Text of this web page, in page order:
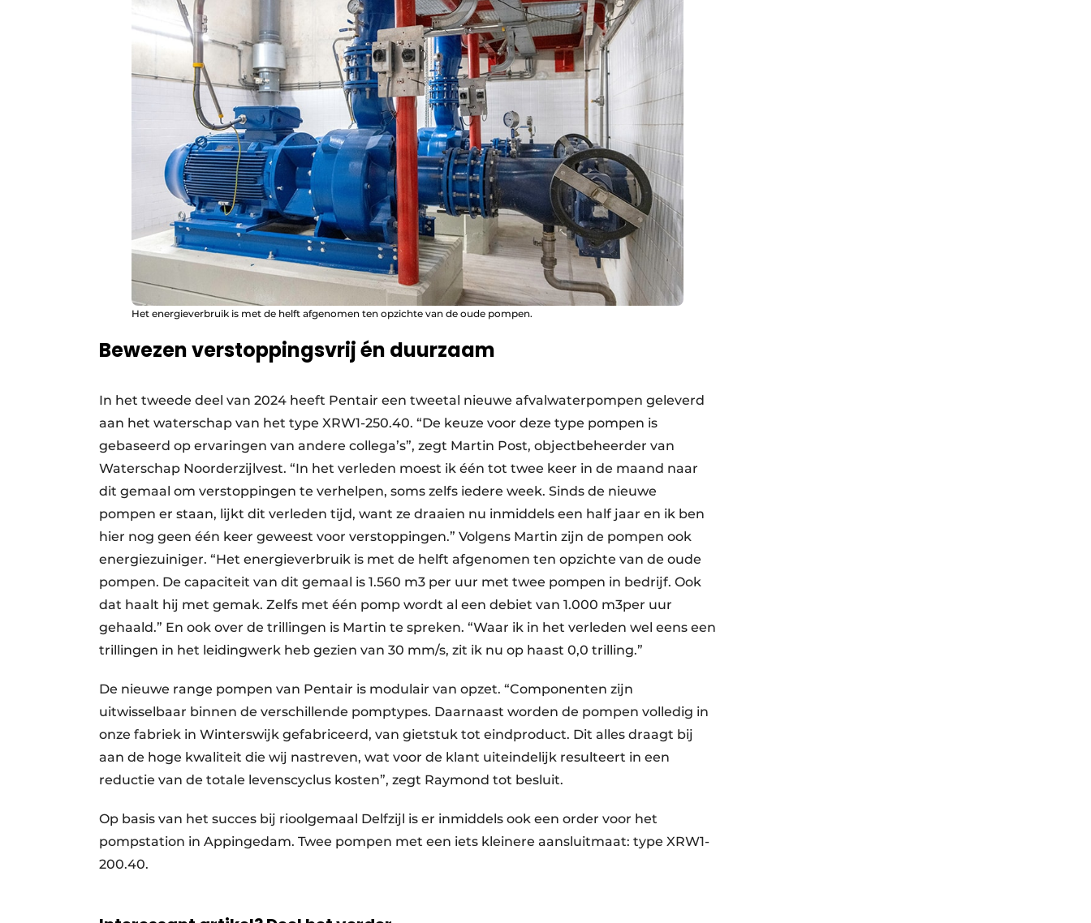
Het energieverbruik is met de helft afgenomen ten opzichte van de oude pompen.
Bewezen verstoppingsvrij én duurzaam
In het tweede deel van 2024 heeft Pentair een tweetal nieuwe afvalwaterpompen geleverd
aan het waterschap van het type XRW1-250.40. “De keuze voor deze type pompen is
gebaseerd op ervaringen van andere collega’s”, zegt Martin Post, objectbeheerder van
Waterschap Noorderzijlvest. “In het verleden moest ik één tot twee keer in de maand naar
dit gemaal om verstoppingen te verhelpen, soms zelfs iedere week. Sinds de nieuwe
pompen er staan, lijkt dit verleden tijd, want ze draaien nu inmiddels een half jaar en ik ben
hier nog geen één keer geweest voor verstoppingen.” Volgens Martin zijn de pompen ook
energiezuiniger. “Het energieverbruik is met de helft afgenomen ten opzichte van de oude
pompen. De capaciteit van dit gemaal is 1.560 m3 per uur met twee pompen in bedrijf. Ook
dat haalt hij met gemak. Zelfs met één pomp wordt al een debiet van 1.000 m3per uur
gehaald.” En ook over de trillingen is Martin te spreken. “Waar ik in het verleden wel eens een
trillingen in het leidingwerk heb gezien van 30 mm/s, zit ik nu op haast 0,0 trilling.”
De nieuwe range pompen van Pentair is modulair van opzet. “Componenten zijn
uitwisselbaar binnen de verschillende pomptypes. Daarnaast worden de pompen volledig in
onze fabriek in Winterswijk gefabriceerd, van gietstuk tot eindproduct. Dit alles draagt bij
aan de hoge kwaliteit die wij nastreven, wat voor de klant uiteindelijk resulteert in een
reductie van de totale levenscyclus kosten”, zegt Raymond tot besluit.
Op basis van het succes bij rioolgemaal Delfzijl is er inmiddels ook een order voor het
pompstation in Appingedam. Twee pompen met een iets kleinere aansluitmaat: type XRW1-
200.40.